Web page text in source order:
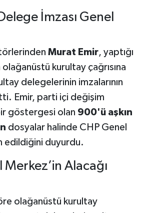
İmzası Genel
Murat Emir, yaptığı
olağanüstü kurultay çağrısına
delegelerinin imzalarının
Emir, parti içi değişim
göstergesi olan 900'ü aşkın
dosyalar halinde CHP Genel
edildiğini duyurdu.
Alacağı
olağanüstü kurultay